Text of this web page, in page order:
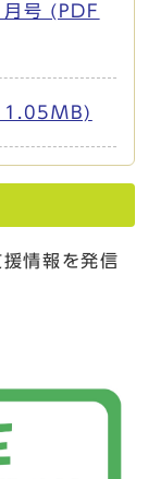
月号 (PDF
1.05MB)
情報を発信